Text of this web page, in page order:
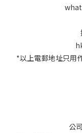
*以上電郵地址只用
公